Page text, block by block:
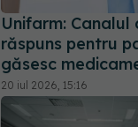
Unifarm: Canalul
răspuns pentru
găsesc
20 iul 2026, 15:16